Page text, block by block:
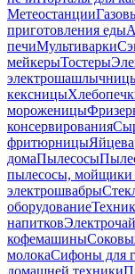
Метеостанции
приготовления еды
печиМультиварки
мейкерыТостеры
кексницы
мороженицы
консервирования
фритюрницы
домаПылесосы
пылесосы, мойщики
электрошвабры
оборудование
напитков
кофемашины
молокаСифоны для
домашней техники